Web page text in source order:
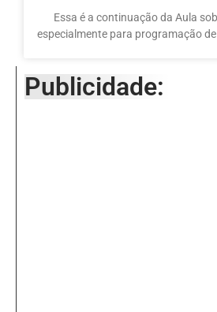
Essa é a continuação da Aula
especialmente para programação
Publicidade: